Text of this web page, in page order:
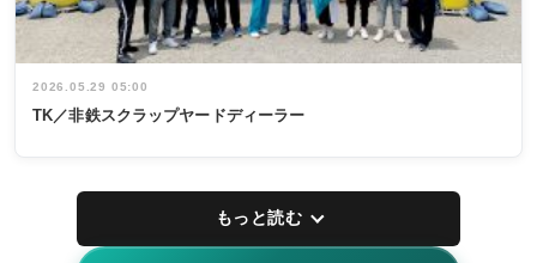
2026.05.29 05:00
TK／非鉄スクラップヤードディーラー
もっと読む